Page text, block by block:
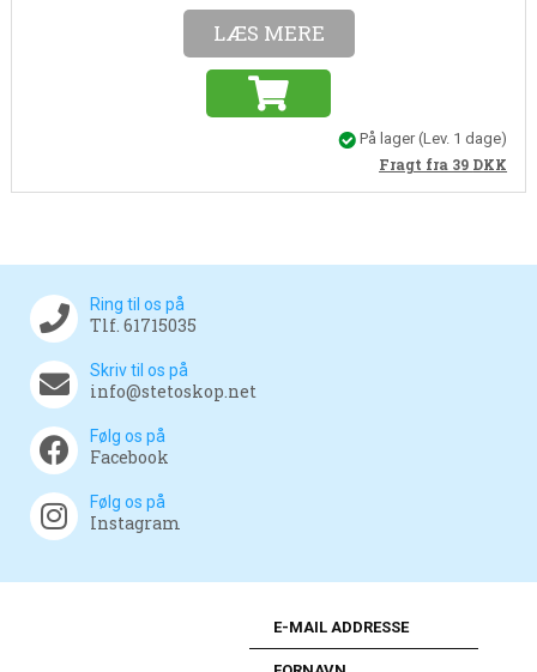
LÆS MERE
På lager(Lev. 1 dage)
Fragt fra 39 DKK
Ring til os på
Tlf. 61715035
Skriv til os på
info@stetoskop.net
Følg os på
Facebook
Følg os på
Instagram